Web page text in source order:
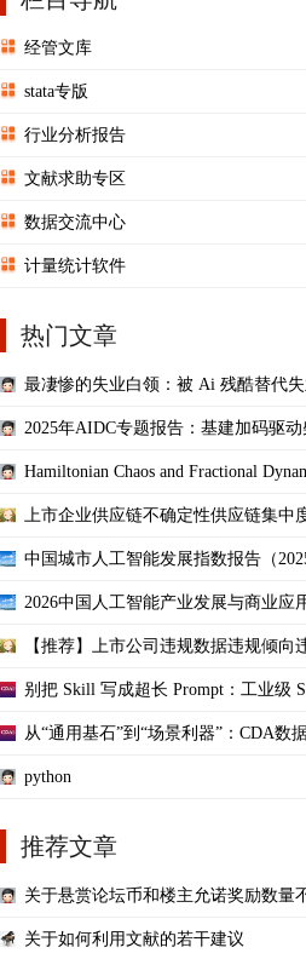
经管文库
stata专版
行业分析报告
文献求助专区
数据交流中心
计量统计软件
热门文章
最凄惨的失业白领：被 Ai 残酷替代失
2025年AIDC专题报告：基建加码驱动
Hamiltonian Chaos and Fractional
上市企业供应链不确定性供应链集中
中国城市人工智能发展指数报告（
2026中国人工智能产业发展与商业应
【推荐】上市公司违规数据违规倾向
别把 Skill 写成超长 Prompt：工业级
从“通用基石”到“场景利器”：CDA数
python
推荐文章
关于悬赏论坛币和楼主允诺奖励数量
关于如何利用文献的若干建议